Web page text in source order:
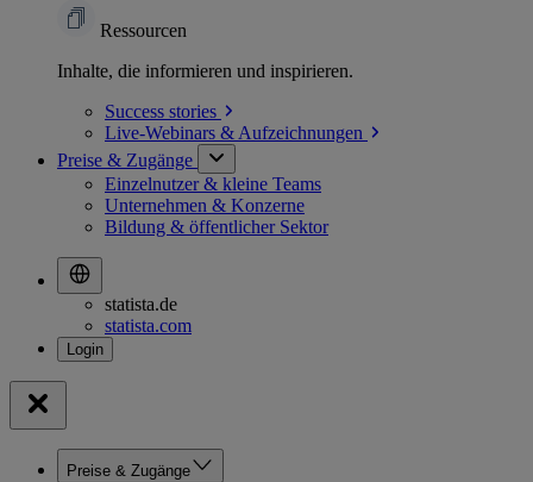
Ressourcen
Inhalte, die informieren und inspirieren.
Success stories
Live-Webinars & Aufzeichnungen
Preise & Zugänge
Einzelnutzer & kleine Teams
Unternehmen & Konzerne
Bildung & öffentlicher Sektor
statista.de
statista.com
Preise & Zugänge